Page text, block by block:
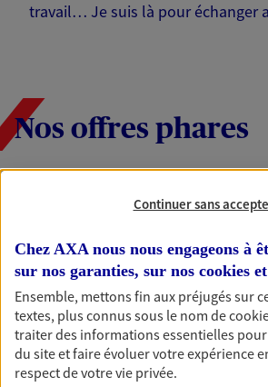
travail… Je suis là pour échanger
Nos offres phares
Épargne
immobilier, études des enfants
du monde… Épargnez à votre
simplement, selon votre profil.
Retraite
Préparez sereinement ce nouveau
Continuer sans
Chez AXA nous nous engageons à
sur nos garanties, sur nos cookies
Ensemble, mettons fin aux préjugés sur
textes, plus connus sous le nom de
traiter des informations essentielles
du site et faire évoluer votre expérience
respect de votre vie privée.